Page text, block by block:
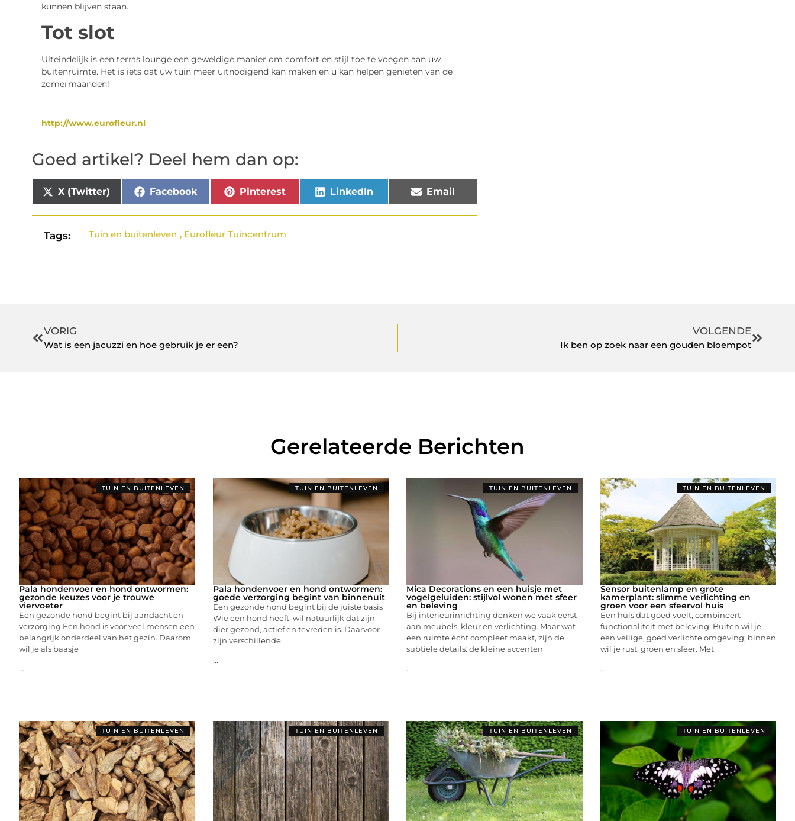
kunnen blijven staan.
Tot slot
Uiteindelijk is een terras lounge een geweldige manier om comfort en stijl toe te voegen aan uw
buitenruimte. Het is iets dat uw tuin meer uitnodigend kan maken en u kan helpen genieten van de
zomermaanden!
http://www.eurofleur.nl
Goed artikel? Deel hem dan op:
X (Twitter) Facebook Pinterest LinkedIn Email
Tags: Tuin en buitenleven , Eurofleur Tuincentrum
VORIG
Wat is een jacuzzi en hoe gebruik je er een?
VOLGENDE
Ik ben op zoek naar een gouden bloempot
Gerelateerde Berichten
TUIN EN BUITENLEVEN
Pala hondenvoer en hond ontwormen:
gezonde keuzes voor je trouwe
viervoeter
Een gezonde hond begint bij aandacht en
verzorging Een hond is voor veel mensen een
belangrijk onderdeel van het gezin. Daarom
wil je als baasje
...
TUIN EN BUITENLEVEN
Pala hondenvoer en hond ontwormen:
goede verzorging begint van binnenuit
Een gezonde hond begint bij de juiste basis
Wie een hond heeft, wil natuurlijk dat zijn
dier gezond, actief en tevreden is. Daarvoor
zijn verschillende
...
TUIN EN BUITENLEVEN
Mica Decorations en een huisje met
vogelgeluiden: stijlvol wonen met sfeer
en beleving
Bij interieurinrichting denken we vaak eerst
aan meubels, kleur en verlichting. Maar wat
een ruimte écht compleet maakt, zijn de
subtiele details: de kleine accenten
...
TUIN EN BUITENLEVEN
Sensor buitenlamp en grote
kamerplant: slimme verlichting en
groen voor een sfeervol huis
Een huis dat goed voelt, combineert
functionaliteit met beleving. Buiten wil je
een veilige, goed verlichte omgeving; binnen
wil je rust, groen en sfeer. Met
...
TUIN EN BUITENLEVEN TUIN EN BUITENLEVEN TUIN EN BUITENLEVEN TUIN EN BUITENLEVEN